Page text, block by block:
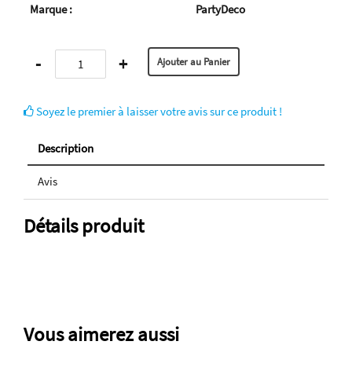
Marque :
PartyDeco
- +
Soyez le premier à laisser votre avis sur ce produit !
Description
Avis
Détails produit
Vous aimerez aussi